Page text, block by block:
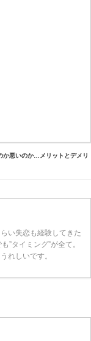
か悪いのか…メリットとデメリ
い失恋も経験してきた
”タイミング”が全て。
れしいです。